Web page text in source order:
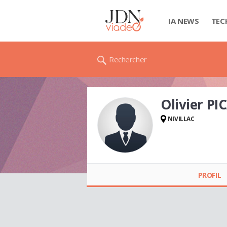
IA NEWS
Rechercher
Olivier
NIVILLAC
PROFIL